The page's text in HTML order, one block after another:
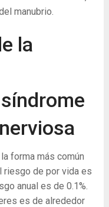
manubrio.
la
forma más común
riesgo de por vida es
anual es de 0.1%.
es de alrededor